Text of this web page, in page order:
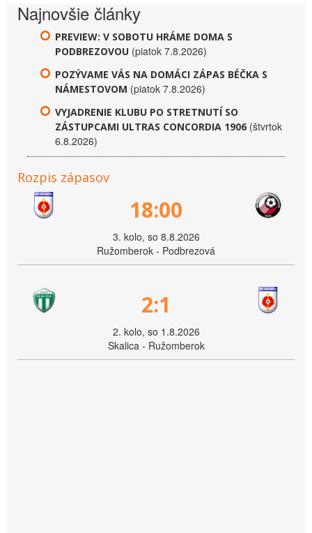
Najnovšie články
PREVIEW: V SOBOTU HRÁME DOMA S
PODBREZOVOU (piatok 7.8.2026)
POZÝVAME VÁS NA DOMÁCI ZÁPAS BÉČKA S
NÁMESTOVOM (piatok 7.8.2026)
VYJADRENIE KLUBU PO STRETNUTÍ SO
ZÁSTUPCAMI ULTRAS CONCORDIA 1906 (štvrtok
6.8.2026)
Rozpis zápasov
18:00
3. kolo, so 8.8.2026
Ružomberok - Podbrezová
2:1
2. kolo, so 1.8.2026
Skalica - Ružomberok